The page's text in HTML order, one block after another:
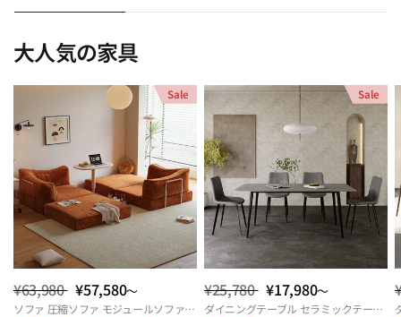
大人気の家具
Sale
¥63,980 ¥57,580～
ソファ 圧縮ソファ モジュールソファ ソファベッド ダブル モジュール式ソファ 圧縮ソファーベッド 折りたたみソファベッド 来客対応 北欧 おしゃれ リビング 多機能 快適座面 hemw-5426
Sale
¥25,780 ¥17,980～
ダイニングテーブル セラミックテーブル 幅140cm 幅160cm 4人掛け 6人掛け 北欧風 モダン 長方形 食卓テーブル おしゃれ リビング カフェ風 ダイニングセット対応 9513-604hs